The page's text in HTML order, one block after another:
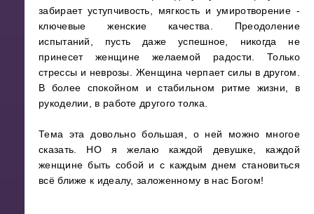
забирает уступчивость, мягкость и умиротворение -
ключевые женские качества. Преодоление
испытаний, пусть даже успешное, никогда не
принесет женщине желаемой радости. Только
стрессы и неврозы. Женщина черпает силы в другом.
В более спокойном и стабильном ритме жизни, в
рукоделии, в работе другого толка.
Тема эта довольно большая, о ней можно многое
сказать. НО я желаю каждой девушке, каждой
женщине быть собой и с каждым днем становиться
всё ближе к идеалу, заложенному в нас Богом!